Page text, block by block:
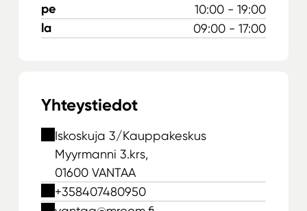
pe 10:00 - 19:00
la 09:00 - 17:00
Yhteystiedot
Iskoskuja 3/Kauppakeskus
Myyrmanni 3.krs,
01600 VANTAA
+358407480950